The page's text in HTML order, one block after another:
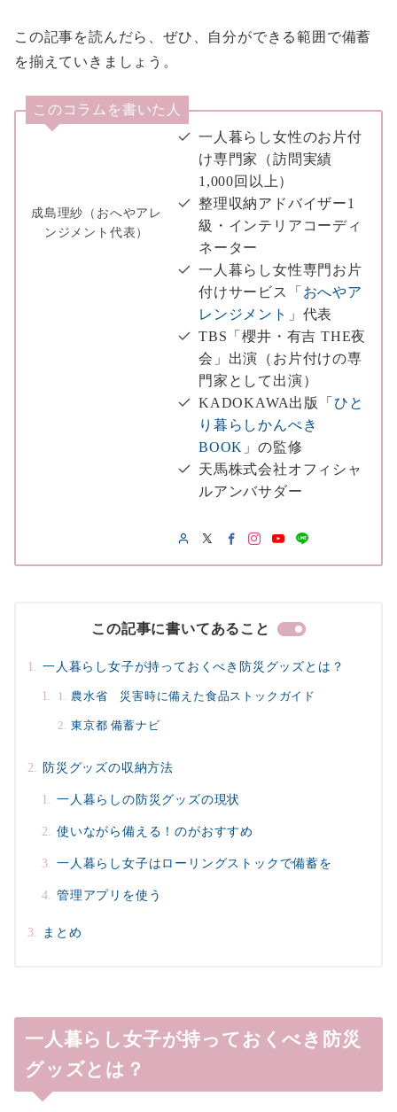
この記事を読んだら、ぜひ、自分ができる範囲で備蓄
を揃えていきましょう。
このコラムを書いた人
成島理紗（おへやアレ
ンジメント代表）
一人暮らし女性のお片付
け専門家（訪問実績
1,000回以上）
整理収納アドバイザー1
級・インテリアコーディ
ネーター
一人暮らし女性専門お片
付けサービス「 おへやア
レンジメント
」代表
TBS「櫻井・有吉 THE夜
会」出演（お片付けの専
門家として出演）
KADOKAWA出版「 ひと
り暮らしかんぺき
BOOK 」の監修
天馬株式会社オフィシャ
ルアンバサダー
この記事に書いてあること
一人暮らし女子が持っておくべき防災グッズとは？
農水省 災害時に備えた食品ストックガイド
東京都 備蓄ナビ
防災グッズの収納方法
一人暮らしの防災グッズの現状
使いながら備える！のがおすすめ
一人暮らし女子はローリングストックで備蓄を
管理アプリを使う
まとめ
一人暮らし女子が持っておくべき防災
グッズとは？